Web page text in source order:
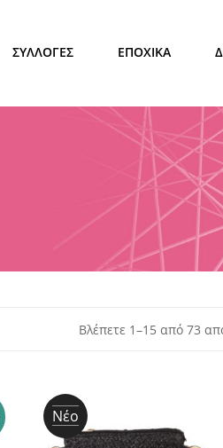
ΣΥΛΛΟΓΕΣ ΕΠΟΧΙΚΑ
Βλέπετε 1–15 από 73
Νέο